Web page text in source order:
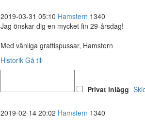
2019-03-31 05:10 Hamstern 1340
Jag önskar dig en mycket fin 29-årsdag!
Med vänliga grattispussar, Hamstern
Historik Gå till
Privat inlägg
2019-02-14 20:02 Hamstern 1340